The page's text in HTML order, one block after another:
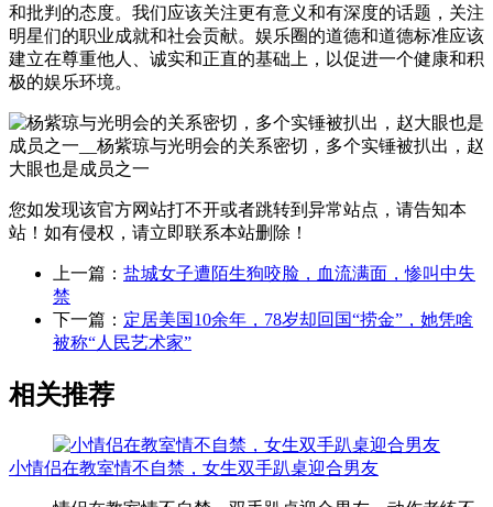
和批判的态度。我们应该关注更有意义和有深度的话题，关注
明星们的职业成就和社会贡献。娱乐圈的道德和道德标准应该
建立在尊重他人、诚实和正直的基础上，以促进一个健康和积
极的娱乐环境。
您如发现该官方网站打不开或者跳转到异常站点，请告知本
站！如有侵权，请立即联系本站删除！
上一篇： 盐城女子遭陌生狗咬脸，血流满面，惨叫中失
禁
下一篇： 定居美国10余年，78岁却回国“捞金”，她凭啥
被称“人民艺术家”
相关推荐
小情侣在教室情不自禁，女生双手趴桌迎合男友